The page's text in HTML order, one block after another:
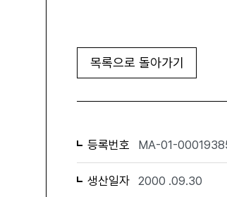
목록으로 돌아가기
등록번호 MA-01-
생산일자 2000 .09.30